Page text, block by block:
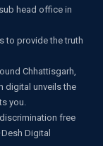
head office in
to provide the truth
Chhattisgarh,
digital unveils the
you.
free
Digital